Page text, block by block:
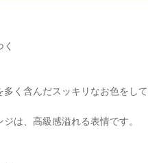
く含んだスッキリなお色をして
は、高級感溢れる表情です。
る
続ける